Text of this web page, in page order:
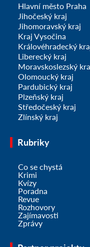
Hlavní město Praha
Jihočeský kraj
Jihomoravský kraj
Kraj Vysočina
Královéhradecký
Liberecký kraj
Moravskoslezský
Olomoucký kraj
Pardubický kraj
Plzeňský kraj
Středočeský kraj
Zlínský kraj
Rubriky
Co se chystá
Krimi
Kvízy
Poradna
Revue
Rozhovory
Zajímavosti
Zprávy